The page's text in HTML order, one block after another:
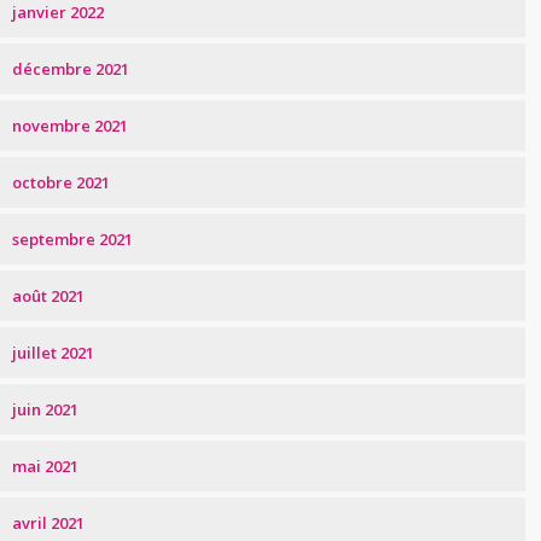
janvier 2022
décembre 2021
novembre 2021
octobre 2021
septembre 2021
août 2021
juillet 2021
juin 2021
mai 2021
avril 2021